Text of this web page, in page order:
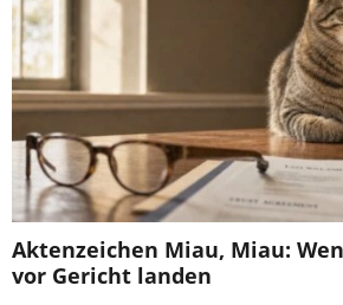
Aktenzeichen Miau, Miau:
vor Gericht landen